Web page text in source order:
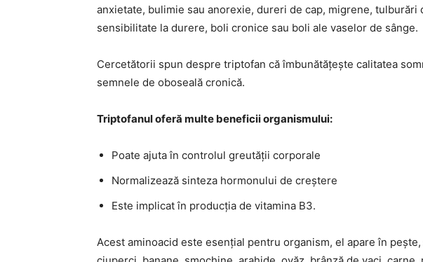
anxietate, bulimie sau anorexie, dureri de cap, migrene, tulburări
sensibilitate la durere, boli cronice sau boli ale vaselor de sânge.
Cercetătorii spun despre triptofan că îmbunătățește calitatea
semnele de oboseală cronică.
Triptofanul oferă multe beneficii organismului:
Poate ajuta în controlul greutății corporale
Normalizează sinteza hormonului de creștere
Este implicat în producția de vitamina B3.
Acest aminoacid este esențial pentru organism, el apare în